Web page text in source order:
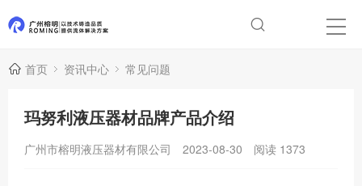
首页 资讯中心 常见问题
玛努利液压器材品牌产品介绍
广州市榕明液压器材有限公司 2023-08-30 阅读 1373